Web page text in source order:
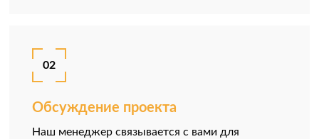
02
Обсуждение проекта
Наш менеджер связывается с вами для